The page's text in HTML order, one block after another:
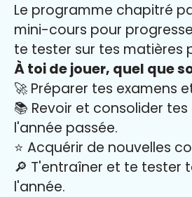
Le programme chapitré
mini-cours pour
te tester sur tes matières
À toi de jouer, quel que
🚀 Préparer tes examens
📚 Revoir et consolider
l'année passée.
⭐️ Acquérir de nouvelles
🔎 T'entraîner et te tester
l'année.